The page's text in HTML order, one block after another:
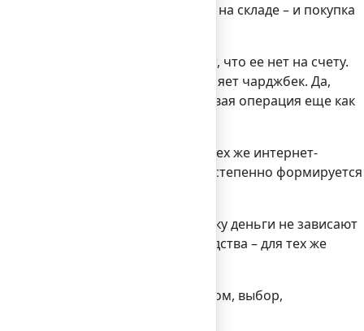
оказывается, что товара нет на складе – и покупка
– нет.
Но клиент-то видит, что ее нет на счету.
сейчас «уйдут», и оформляет чарджбек. Да,
этого. Грубо говоря, финансовая операция еще как
на его интернет-сайте. А для тех же интернет-
ни к чему, ведь из фидбеков постепенно формируется
и, логично, прибыли.
транзакциями проще, поскольку деньги не зависают
нужны оборотные средства – для тех же
мнения до сих пор нет. Словом, выбор,